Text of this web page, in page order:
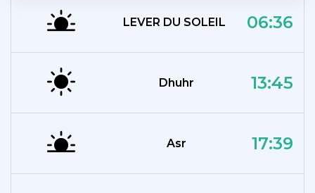
LEVER DU SOLEIL 06:36
Dhuhr 13:45
Asr 17:39